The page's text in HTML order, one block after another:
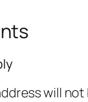
will